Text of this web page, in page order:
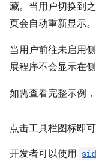
藏。当用户切换到
页会自动重新显示。
当用户前往未启用
展程序不会显示在
如需查看完整示例
点击工具栏图标即
开发者可以使用